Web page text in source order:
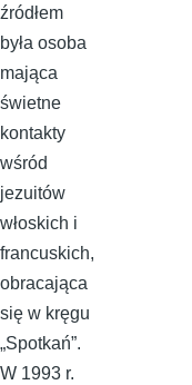
źródłem
była osoba
mająca
świetne
kontakty
wśród
jezuitów
włoskich i
francuskich,
obracająca
się w kręgu
„Spotkań”.
W 1993 r.